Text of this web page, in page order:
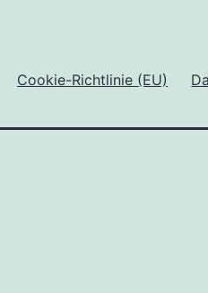
MailCookie-Richtlinie (EU)